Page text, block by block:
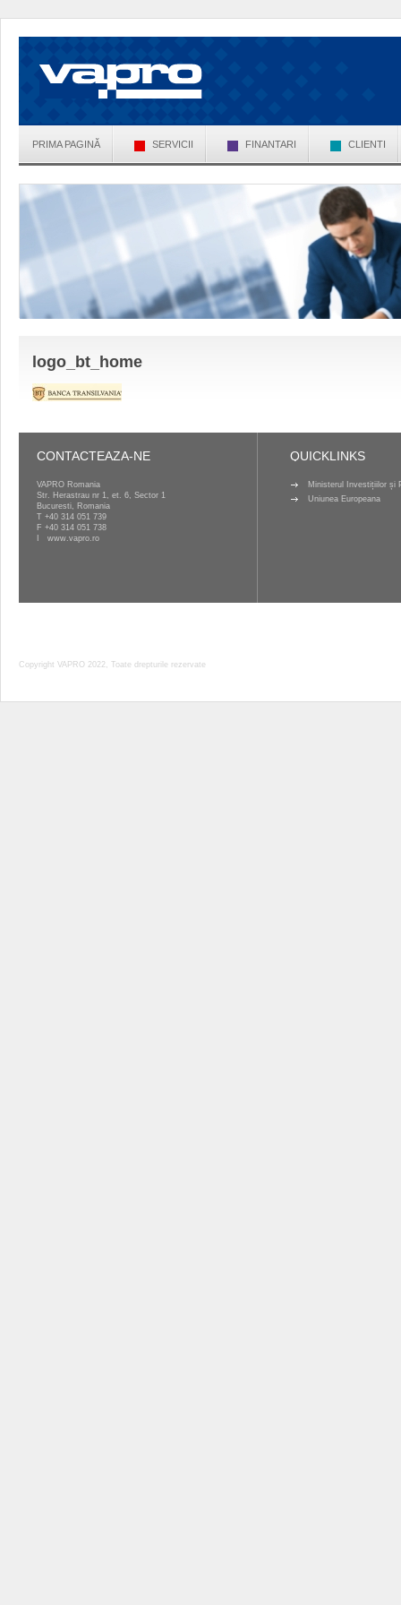
PRIMA PAGINĂ SERVICII FINANTARI CLIENTI
logo_bt_home
CONTACTEAZA-NE
VAPRO Romania
Str. Herastrau nr 1, et. 6, Sector 1
Bucuresti, Romania
T +40 314 051 739
F +40 314 051 738
www.vapro.ro
QUICKLINKS
Ministerul Investițiilor și
Uniunea Europeana
Copyright VAPRO 2022, Toate drepturile rezervate